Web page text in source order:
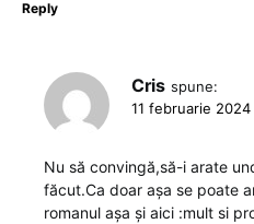
Reply
Cris spune:
11 februarie 2024
Nu să convingă,să-i arate
făcut.Ca doar așa se poate
romanul așa și aici :mult si